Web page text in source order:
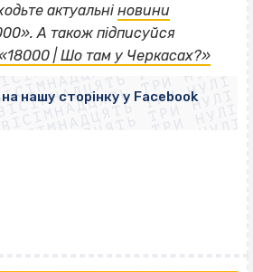
актуальні новини
А також підписуйся
| Шо там у Черкасах?»
ТРИ НУЛІ
ТРИ НУЛІ
ТРИ НУЛІ
ТРИ НУЛІ
ВІСІМНАДЦЯТЬ ТРИ НУЛІ
ВІСІМНАДЦЯТЬ ТРИ НУЛІ
ВІСІМНАДЦЯТЬ ТРИ НУЛІ
ВІСІМНАДЦЯТЬ ТРИ НУЛІ
нашу сторінку у Facebook